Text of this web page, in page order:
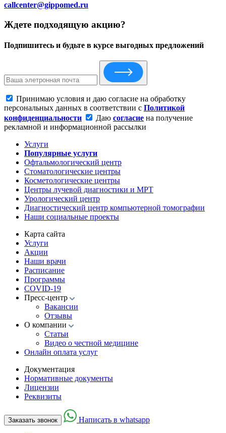
callcenter@gippomed.ru
Ждете подходящую акцию?
Подпишитесь и будьте в курсе выгодных предложений
Принимаю условия и даю согласие на обработку
персональных данных в соответствии с Политикой
конфиденциальности
Даю согласие на получение
рекламной и информационной рассылки
Услуги
Популярные услуги
Офтальмологический центр
Стоматологические центры
Косметологические центры
Центры лучевой диагностики и МРТ
Урологический центр
Диагностический центр компьютерной томографии
Наши социальные проекты
Карта сайта
Услуги
Акции
Наши врачи
Расписание
Программы
COVID-19
Пресс-центр
Вакансии
Отзывы
О компании
Статьи
Видео о честной медицине
Онлайн оплата услуг
Документация
Нормативные документы
Лицензии
Реквизиты
Заказать звонок Написать в whatsapp